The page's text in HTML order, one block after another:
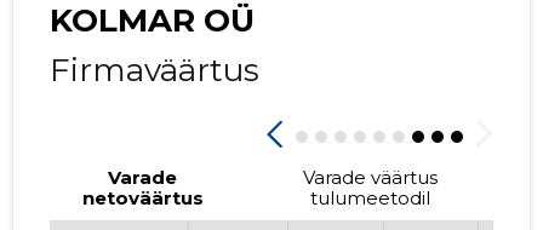
KOLMAR OÜ
Firmaväärtus
Varade
netoväärtus
Varade väärtus
tulumeetodil